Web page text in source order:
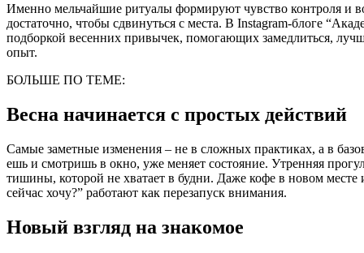
Именно мельчайшие ритуалы формируют чувство контроля и
достаточно, чтобы сдвинуться с места. В Instagram-блоге
подборкой весенних привычек, помогающих замедлиться,
опыт.
БОЛЬШЕ ПО ТЕМЕ:
Весна начинается с простых действий
Самые заметные изменения – не в сложных практиках, а в
ешь и смотришь в окно, уже меняет состояние. Утренняя
тишины, которой не хватает в будни. Даже кофе в новом месте
сейчас хочу?” работают как перезапуск внимания.
Новый взгляд на знакомое